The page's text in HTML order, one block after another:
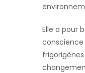
Elle a pour
conscience